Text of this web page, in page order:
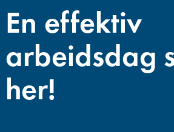
En effektiv
arbeidsdag
her!